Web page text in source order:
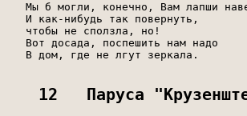
Мы б могли, конечно, Вам лапши
   И как-нибудь так повернуть,
   чтобы не сползла, но!
   Вот досада, поспешить нам надо
   В дом, где не лгут зеркала.
12   Паруса